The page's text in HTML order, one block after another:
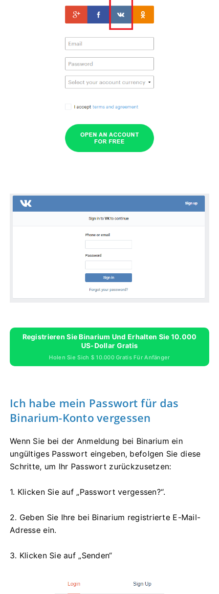
Registrieren Sie Binarium Und Erhalten Sie 10.000
US-Dollar Gratis
Holen Sie Sich $ 10.000 Gratis Für Anfänger
Ich habe mein Passwort für das
Binarium-Konto vergessen
Wenn Sie bei der Anmeldung bei Binarium ein
ungültiges Passwort eingeben, befolgen Sie diese
Schritte, um Ihr Passwort zurückzusetzen:
1. Klicken Sie auf „Passwort vergessen?“.
2. Geben Sie Ihre bei Binarium registrierte E-Mail-
Adresse ein.
3. Klicken Sie auf „Senden“